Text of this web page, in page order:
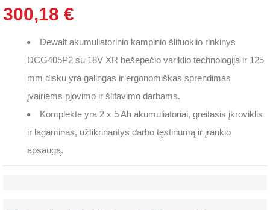
300,18 €
Dewalt akumuliatorinio kampinio šlifuoklio rinkinys
DCG405P2 su 18V XR bešepečio variklio technologija ir 125
mm disku yra galingas ir ergonomiškas sprendimas
įvairiems pjovimo ir šlifavimo darbams.
Komplekte yra 2 x 5 Ah akumuliatoriai, greitasis įkroviklis
ir lagaminas, užtikrinantys darbo tęstinumą ir įrankio
apsaugą.